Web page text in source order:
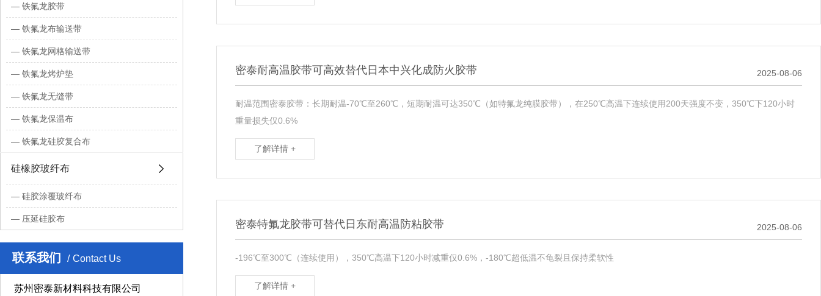
铁氟龙胶带
铁氟龙布输送带
铁氟龙网格输送带
铁氟龙烤炉垫
铁氟龙无缝带
铁氟龙保温布
铁氟龙硅胶复合布
硅橡胶玻纤布
硅胶涂覆玻纤布
压延硅胶布
联系我们 Contact Us
苏州密泰新材料科技有限公司
密泰耐高温胶带可高效替代日本中兴化成防火胶带 2025-08-06
耐温范围密泰胶带：长期耐温-70℃至260℃，短期耐温可达350℃（如特氟龙纯膜胶带），在250℃高温下连续使用200天强度不变，350℃下120小时
重量损失仅0.6%
了解详情 +
密泰特氟龙胶带可替代日东耐高温防粘胶带 2025-08-06
-196℃至300℃（连续使用），350℃高温下120小时减重仅0.6%，-180℃超低温不龟裂且保持柔软性
了解详情 +